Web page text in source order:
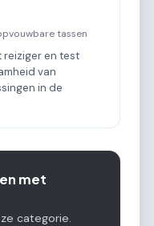
tassen
reiziger en test
van
in de
met
categorie.